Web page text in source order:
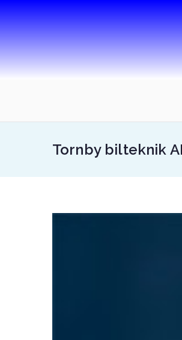
Tornby bilteknik